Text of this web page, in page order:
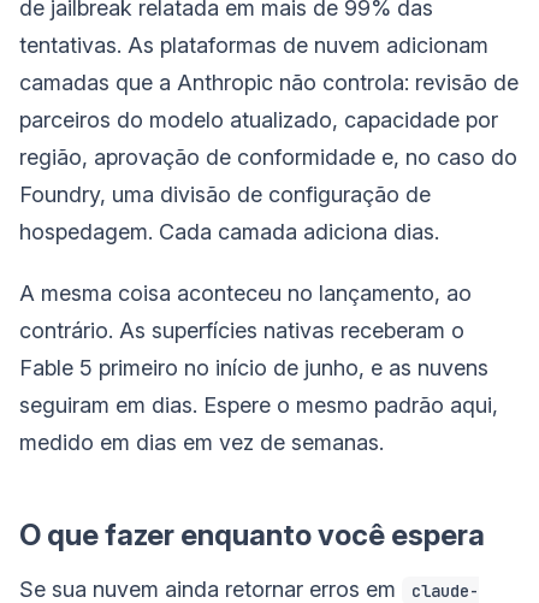
de jailbreak relatada em mais de 99% das
tentativas. As plataformas de nuvem adicionam
camadas que a Anthropic não controla: revisão de
parceiros do modelo atualizado, capacidade por
região, aprovação de conformidade e, no caso do
Foundry, uma divisão de configuração de
hospedagem. Cada camada adiciona dias.
A mesma coisa aconteceu no lançamento, ao
contrário. As superfícies nativas receberam o
Fable 5 primeiro no início de junho, e as nuvens
seguiram em dias. Espere o mesmo padrão aqui,
medido em dias em vez de semanas.
O que fazer enquanto você espera
Se sua nuvem ainda retornar erros em
claude-